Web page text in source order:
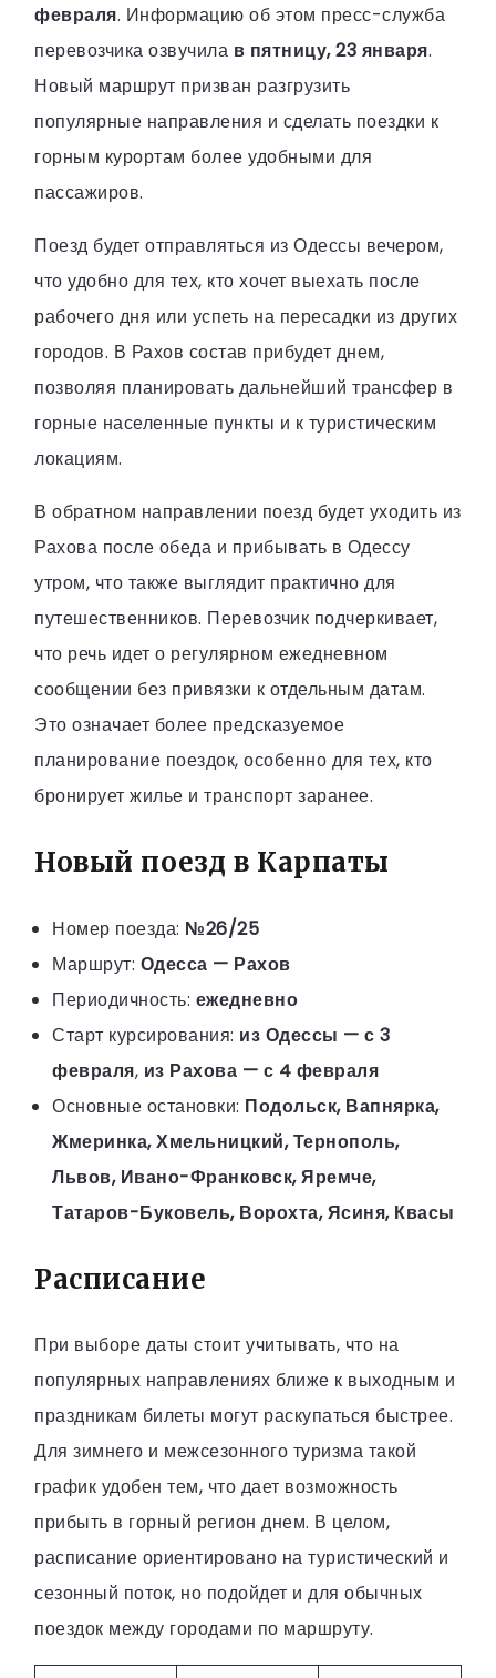
февраля. Информацию об этом пресс-служба
перевозчика озвучила в пятницу, 23 января.
Новый маршрут призван разгрузить
популярные направления и сделать поездки к
горным курортам более удобными для
пассажиров.
Поезд будет отправляться из Одессы вечером,
что удобно для тех, кто хочет выехать после
рабочего дня или успеть на пересадки из других
городов. В Рахов состав прибудет днем,
позволяя планировать дальнейший трансфер в
горные населенные пункты и к туристическим
локациям.
В обратном направлении поезд будет уходить из
Рахова после обеда и прибывать в Одессу
утром, что также выглядит практично для
путешественников. Перевозчик подчеркивает,
что речь идет о регулярном ежедневном
сообщении без привязки к отдельным датам.
Это означает более предсказуемое
планирование поездок, особенно для тех, кто
бронирует жилье и транспорт заранее.
Новый поезд в Карпаты
Номер поезда: №26/25
Маршрут: Одесса — Рахов
Периодичность: ежедневно
Старт курсирования: из Одессы — с 3
февраля, из Рахова — с 4 февраля
Основные остановки: Подольск, Вапнярка,
Жмеринка, Хмельницкий, Тернополь,
Львов, Ивано-Франковск, Яремче,
Татаров-Буковель, Ворохта, Ясиня, Квасы
Расписание
При выборе даты стоит учитывать, что на
популярных направлениях ближе к выходным и
праздникам билеты могут раскупаться быстрее.
Для зимнего и межсезонного туризма такой
график удобен тем, что дает возможность
прибыть в горный регион днем. В целом,
расписание ориентировано на туристический и
сезонный поток, но подойдет и для обычных
поездок между городами по маршруту.